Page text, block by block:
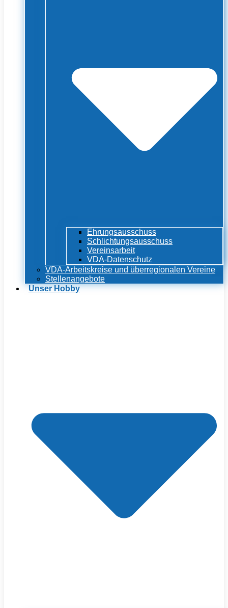
Ehrungsausschuss
Schlichtungsausschuss
Vereinsarbeit
VDA-Datenschutz
VDA-Arbeitskreise und überregionalen Vereine
Stellenangebote
Unser Hobby